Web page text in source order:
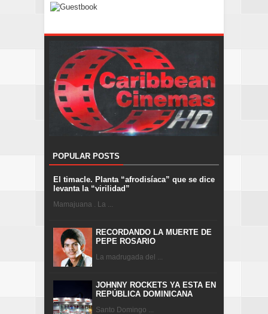
POPULAR POSTS
El timacle. Planta “afrodisíaca” que se dice
levanta la “virilidad”
Mamajuana . La ...
RECORDANDO LA MUERTE DE
PEPE ROSARIO
La madrugada del ...
JOHNNY ROCKETS YA ESTA EN
REPÚBLICA DOMINICANA
Santo Domingo ...